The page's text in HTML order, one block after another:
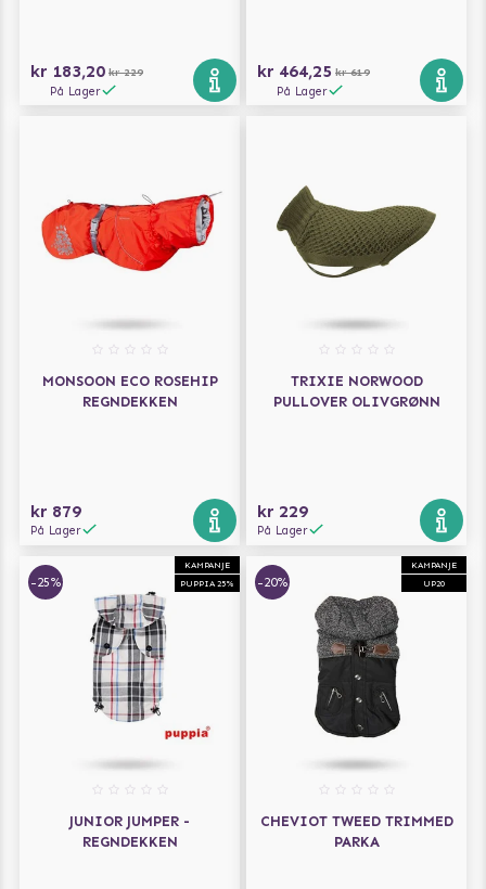
kr 183,20 kr 229
På Lager
kr 464,25 kr 619
På Lager
MONSOON ECO ROSEHIP
REGNDEKKEN
kr 879
På Lager
TRIXIE NORWOOD
PULLOVER OLIVGRØNN
kr 229
På Lager
KAMPANJE
PUPPIA 25%
-25%
JUNIOR JUMPER -
REGNDEKKEN
KAMPANJE
UP20
-20%
CHEVIOT TWEED TRIMMED
PARKA